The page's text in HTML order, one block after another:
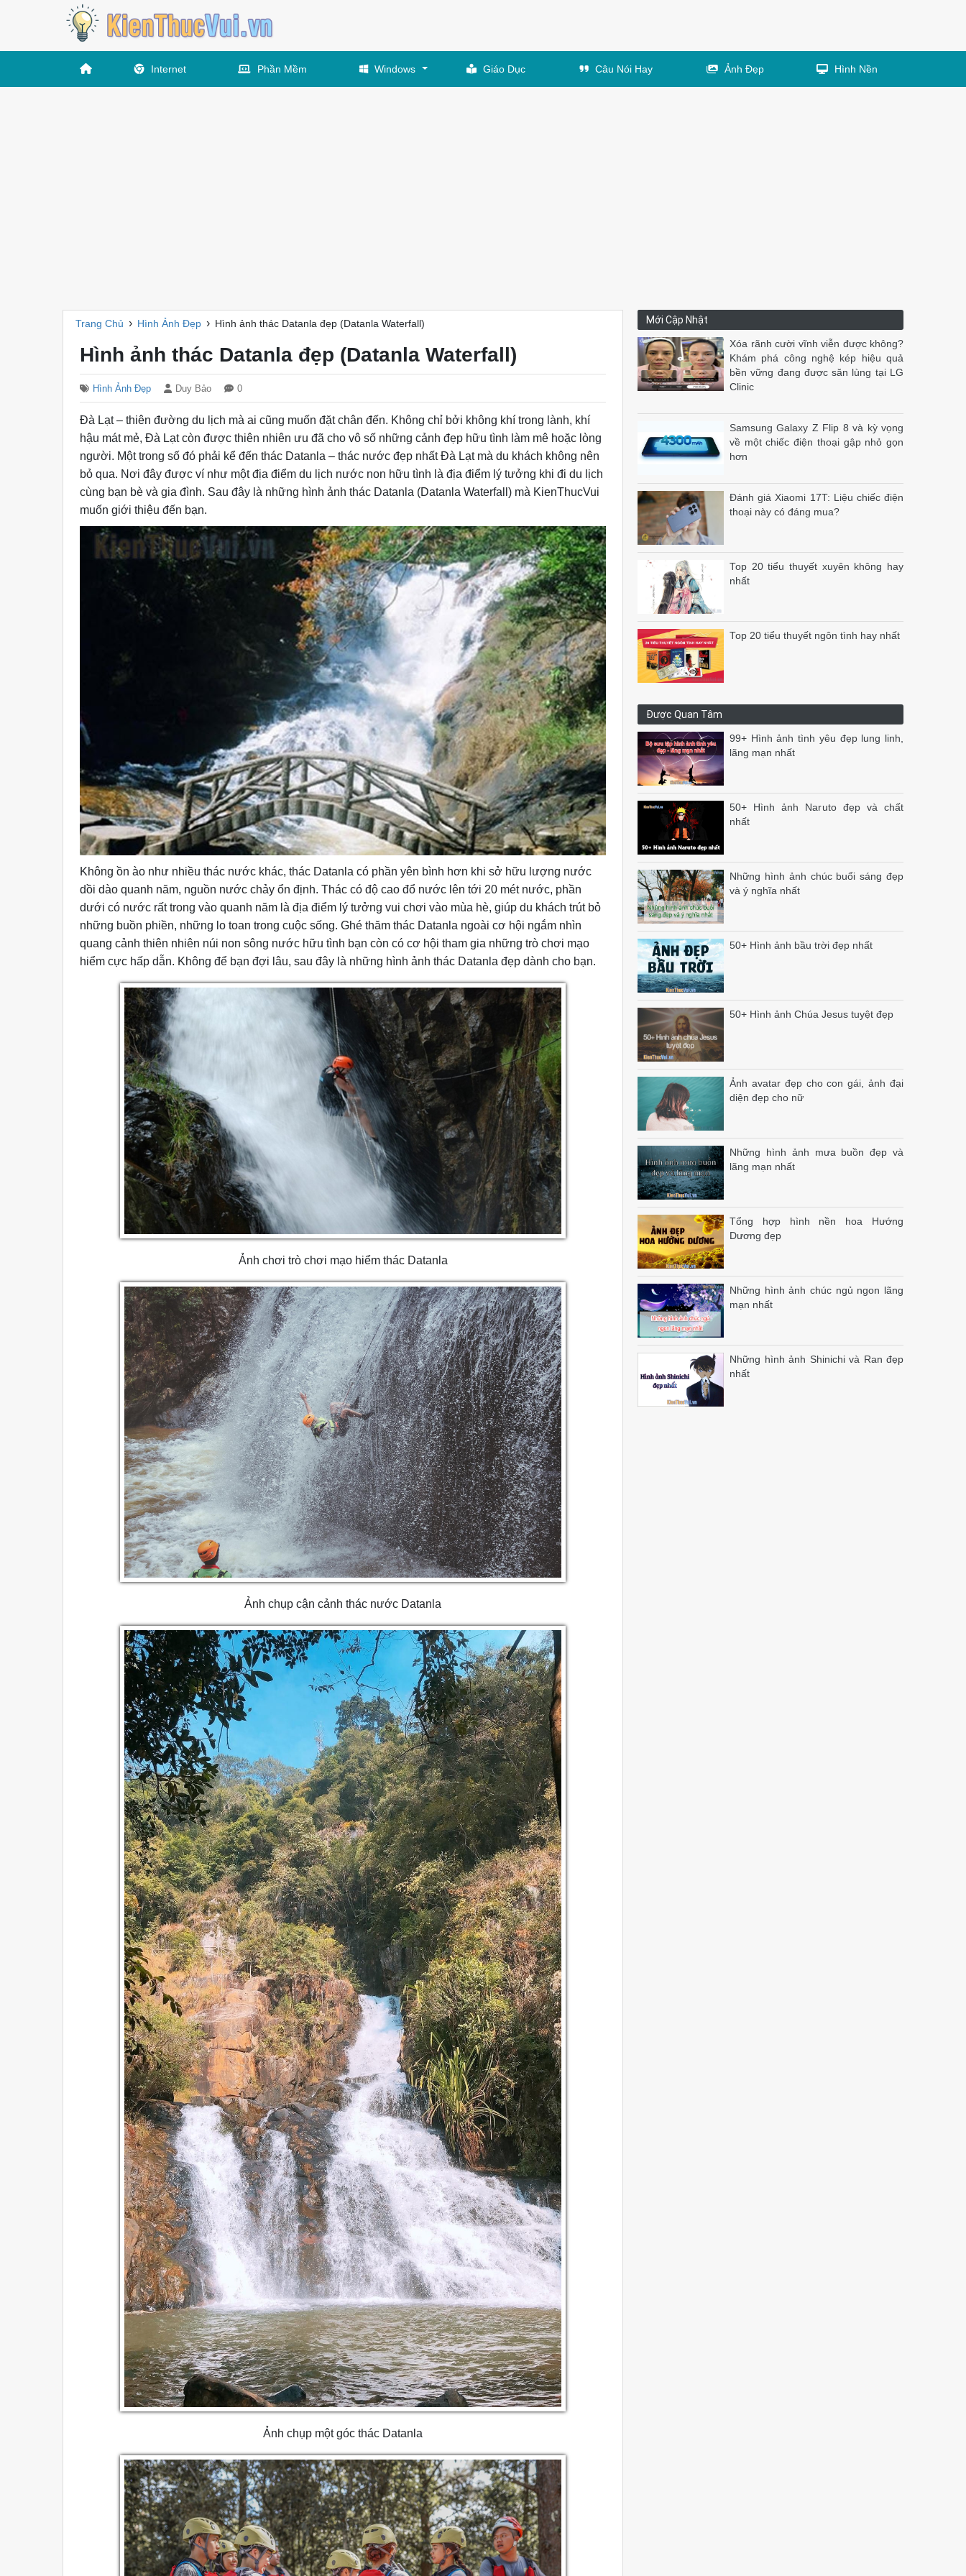
Internet Phần Mềm Windows Giáo Dục Câu Nói Hay Ảnh Đẹp Hình Nền
Trang Chủ › Hình Ảnh Đẹp › Hình ảnh thác Datanla đẹp (Datanla Waterfall)
Hình ảnh thác Datanla đẹp (Datanla Waterfall)
Hình Ảnh Đẹp Duy Bảo 0
Đà Lạt – thiên đường du lịch mà ai cũng muốn đặt chân đến. Không chỉ bởi không khí trong lành, khí
hậu mát mẻ, Đà Lạt còn được thiên nhiên ưu đã cho vô số những cảnh đẹp hữu tình làm mê hoặc lòng
người. Một trong số đó phải kể đến thác Datanla – thác nước đẹp nhất Đà Lạt mà du khách không nên
bỏ qua. Nơi đây được ví như một địa điểm du lịch nước non hữu tình là địa điểm lý tưởng khi đi du lịch
cùng bạn bè và gia đình. Sau đây là những hình ảnh thác Datanla (Datanla Waterfall) mà KienThucVui
muốn giới thiệu đến bạn.
Không ồn ào như nhiều thác nước khác, thác Datanla có phần yên bình hơn khi sở hữu lượng nước
dồi dào quanh năm, nguồn nước chảy ổn định. Thác có độ cao đổ nước lên tới 20 mét nước, phần
dưới có nước rất trong vào quanh năm là địa điểm lý tưởng vui chơi vào mùa hè, giúp du khách trút bỏ
những buồn phiền, những lo toan trong cuộc sống. Ghé thăm thác Datanla ngoài cơ hội ngắm nhìn
quang cảnh thiên nhiên núi non sông nước hữu tình bạn còn có cơ hội tham gia những trò chơi mạo
hiểm cực hấp dẫn. Không để bạn đợi lâu, sau đây là những hình ảnh thác Datanla đẹp dành cho bạn.
Ảnh chơi trò chơi mạo hiểm thác Datanla
Ảnh chụp cận cảnh thác nước Datanla
Ảnh chụp một góc thác Datanla
Mới Cập Nhật
Xóa rãnh cười vĩnh viễn được không?
Khám phá công nghệ kép hiệu quả
bền vững đang được săn lùng tại LG
Clinic
Samsung Galaxy Z Flip 8 và kỳ vọng
về một chiếc điện thoại gập nhỏ gọn
hơn
Đánh giá Xiaomi 17T: Liệu chiếc điện
thoại này có đáng mua?
Top 20 tiểu thuyết xuyên không hay
nhất
Top 20 tiểu thuyết ngôn tình hay nhất
Được Quan Tâm
99+ Hình ảnh tình yêu đẹp lung linh,
lãng mạn nhất
50+ Hình ảnh Naruto đẹp và chất
nhất
Những hình ảnh chúc buổi sáng đẹp
và ý nghĩa nhất
50+ Hình ảnh bầu trời đẹp nhất
50+ Hình ảnh Chúa Jesus tuyệt đẹp
Ảnh avatar đẹp cho con gái, ảnh đại
diện đẹp cho nữ
Những hình ảnh mưa buồn đẹp và
lãng mạn nhất
Tổng hợp hình nền hoa Hướng
Dương đẹp
Những hình ảnh chúc ngủ ngon lãng
mạn nhất
Những hình ảnh Shinichi và Ran đẹp
nhất